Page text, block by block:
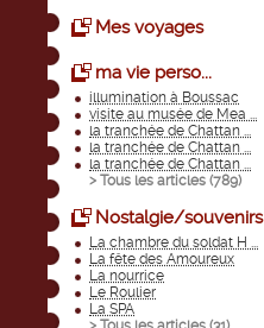
Mes voyages
ma vie perso...
illumination à Boussac
visite au musée de Mea ...
la tranchée de Chattan ...
la tranchée de Chattan ...
la tranchée de Chattan ...
> Tous les articles (789)
Nostalgie/souvenirs
La chambre du soldat H ...
La fête des Amoureux
La nourrice
Le Roulier
La SPA